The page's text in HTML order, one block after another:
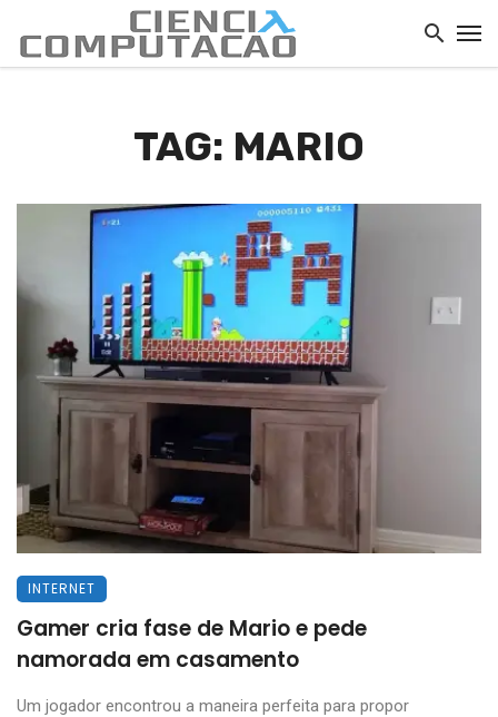
TAG: MARIO
INTERNET
Gamer cria fase de Mario e pede
namorada em casamento
Um jogador encontrou a maneira perfeita para propor